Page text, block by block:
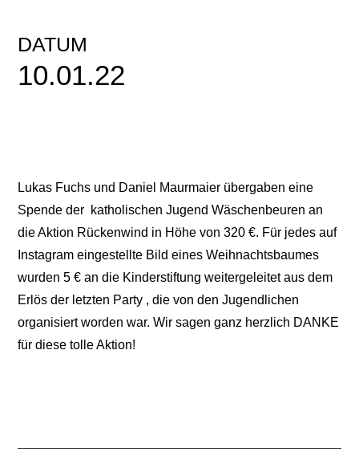
DATUM
10.01.22
Lukas Fuchs und Daniel Maurmaier übergaben eine
Spende der katholischen Jugend Wäschenbeuren an
die Aktion Rückenwind in Höhe von 320 €. Für jedes auf
Instagram eingestellte Bild eines Weihnachtsbaumes
wurden 5 € an die Kinderstiftung weitergeleitet aus dem
Erlös der letzten Party , die von den Jugendlichen
organisiert worden war. Wir sagen ganz herzlich DANKE
für diese tolle Aktion!